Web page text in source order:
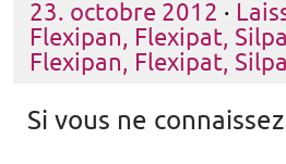
23. octobre 2012 ·
Flexipan, Flexipat,
Flexipan, Flexipat,
Si vous ne